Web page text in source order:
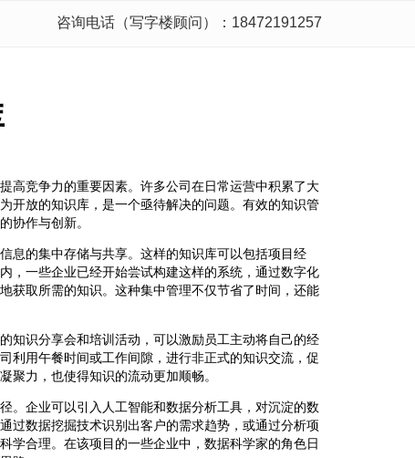
咨询电话（写字楼顾问）：18472191257
高竞争力的重要因素。许多公司在日常运营中积累了大
开放的知识库，是一个亟待解决的问题。有效的知识管
协作与创新。
息的集中存储与共享。这样的知识库可以包括项目经
，一些企业已经开始尝试构建这样的系统，通过数字化
获取所需的知识。这种集中管理不仅节省了时间，还能
知识分享会和培训活动，可以激励员工主动将自己的经
利用午餐时间或工作间隙，进行非正式的知识交流，促
聚力，也使得知识的流动更加顺畅。
。企业可以引入人工智能和数据分析工具，对沉淀的数
过数据挖掘技术识别出客户的需求趋势，或通过分析项
学合理。在该项目的一些企业中，数据科学家的角色日